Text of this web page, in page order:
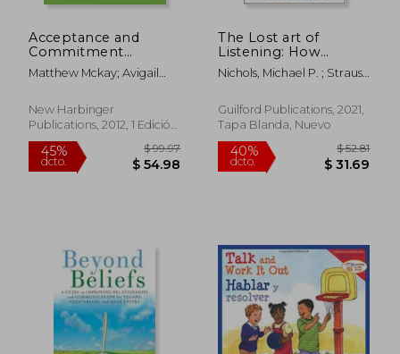
Acceptance and
Commitment
Therapy for
Interpersonal
Mindfulness,
Acceptance, and
to Change
Interpersonal
Matthew Mckay; Avigail
Skeen Psyd
New Harbinger
Publications, 2012, 1 Edición,
Tapa Blanda, Nuevo
The Lost art of
Listening: How
Learning to Listen
can Improve
Inglés)
Nichols, Michael P. ; Strauss,
Guilford Publications, 2021,
Tapa Blanda, Nuevo